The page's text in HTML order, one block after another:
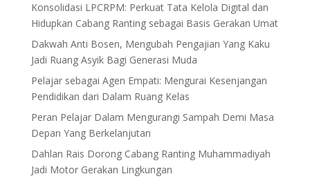
Konsolidasi LPCRPM: Perkuat Tata Kelola Digital dan
Hidupkan Cabang Ranting sebagai Basis Gerakan Umat
Dakwah Anti Bosen, Mengubah Pengajian Yang Kaku
Jadi Ruang Asyik Bagi Generasi Muda
Pelajar sebagai Agen Empati: Mengurai Kesenjangan
Pendidikan dari Dalam Ruang Kelas
Peran Pelajar Dalam Mengurangi Sampah Demi Masa
Depan Yang Berkelanjutan
Dahlan Rais Dorong Cabang Ranting Muhammadiyah
Jadi Motor Gerakan Lingkungan